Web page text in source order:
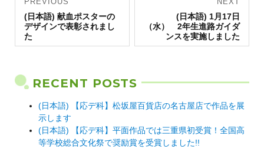
navigation
Previous
post:
(日本語) 献血ポスターの
デザインで表彰されまし
た
post:
(日本語) 1月17日
（水） 2年生進路ガイダ
ンスを実施しました
RECENT POSTS
(日本語) 【応デ科】松坂屋百貨店の名古屋店で作品を展
示します
(日本語) 【応デ科】平面作品では三重県初受賞！全国高
等学校総合文化祭で奨励賞を受賞しました!!